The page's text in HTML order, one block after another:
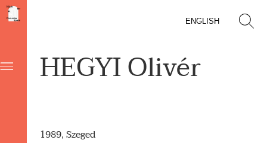
ENGLISH
HEGYI Olivér
1989, Szeged